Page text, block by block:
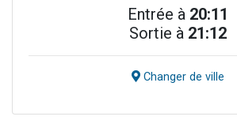
Entrée à 20:11
Sortie à 21:12
Changer de ville